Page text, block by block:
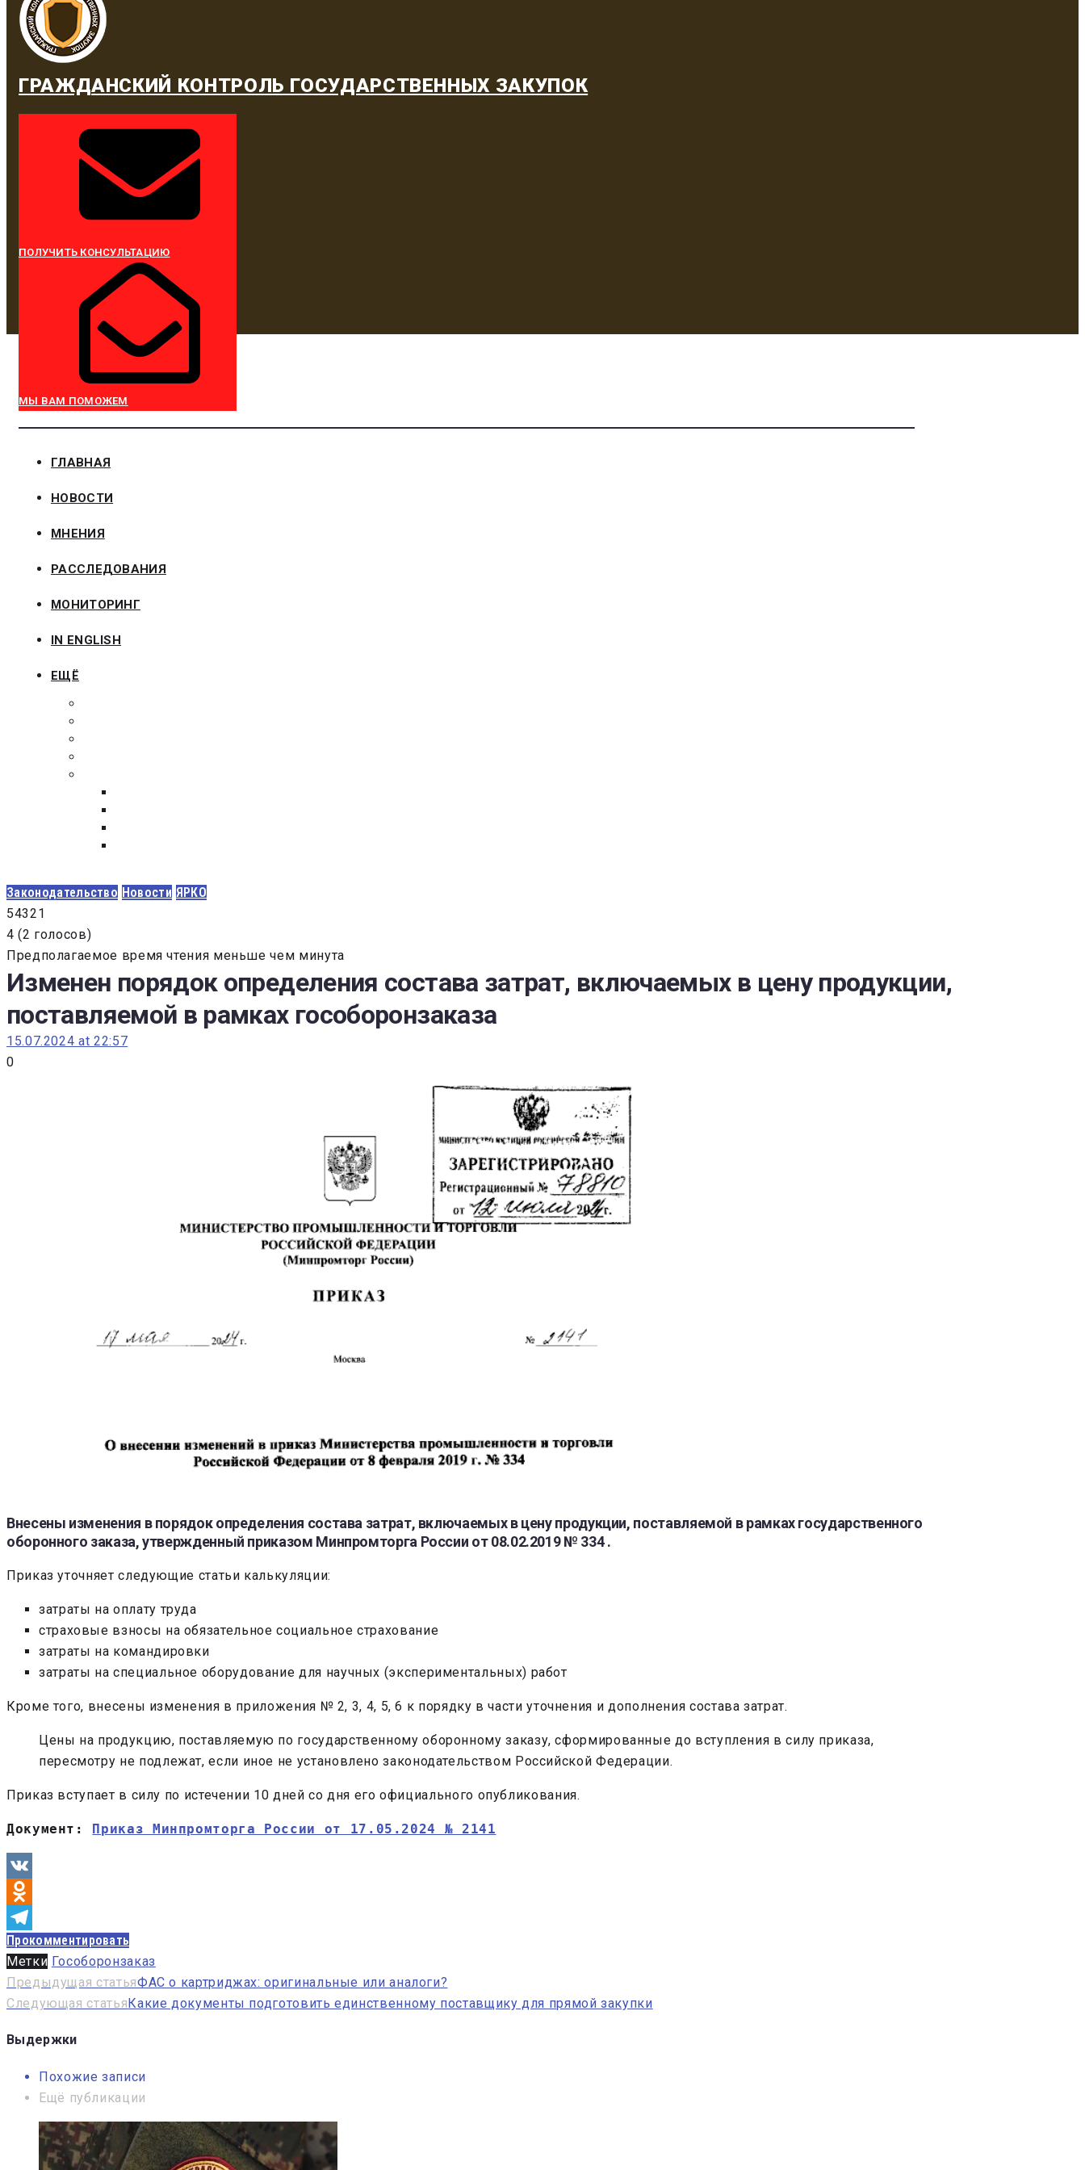
ГРАЖДАНСКИЙ КОНТРОЛЬ ГОСУДАРСТВЕННЫХ ЗАКУПОК
ПОЛУЧИТЬ КОНСУЛЬТАЦИЮ
МЫ ВАМ ПОМОЖЕМ
ГЛАВНАЯ
НОВОСТИ
МНЕНИЯ
РАССЛЕДОВАНИЯ
МОНИТОРИНГ
IN ENGLISH
ЕЩЁ
Законодательство Новости ЯРКО
54321
4 (2 голосов)
Предполагаемое время чтения меньше чем минута
Изменен порядок определения состава затрат, включаемых в цену продукции,
поставляемой в рамках гособоронзаказа
15.07.2024 at 22:57
0
Внесены изменения в порядок определения состава затрат, включаемых в цену продукции, поставляемой в рамках ‎государственного
оборонного заказа, утвержденный приказом Минпромторга России от 08.02.2019 № 334 .
Приказ уточняет следующие статьи калькуляции:
затраты на оплату труда
страховые взносы на обязательное социальное страхование
затраты на командировки
затраты на специальное оборудование для научных (экспериментальных) работ
Кроме того, внесены изменения в приложения № 2, 3, 4, 5, 6 к порядку в части уточнения и дополнения состава затрат.
Цены на продукцию, поставляемую по государственному оборонному заказу, сформированные до вступления в силу приказа,
пересмотру не подлежат, если иное не установлено законодательством ‎Российской Федерации.
Приказ вступает в силу по истечении 10 дней со дня его официального опубликования.
Документ: Приказ Минпромторга России от 17.05.2024 № 2141
VK
Odnoklassniki
Telegram
Прокомментировать
Метки Гособоронзаказ
Навигация
по
записям
Предыдущая статьяФАС о картриджах: оригинальные или аналоги?
Следующая статьяКакие документы подготовить единственному поставщику для прямой закупки
Выдержки
Похожие записи
Ещё публикации